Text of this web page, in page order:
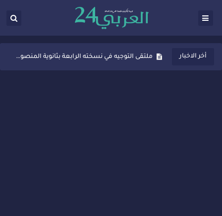
أخر الاخبار
ثانوية المنصور الذهبي بسيدي قاسم تُعزّز ثقافة التوجيه المدرسي بمبادرة نوعية تجمع بين التفاعل والتكريم
ملتقى التوجيه في نسخته الرابعة بثانوية المنصور الذهبي بسيدي قاسم